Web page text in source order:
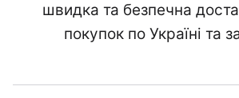
швидка та безпечна
покупок по Україні та